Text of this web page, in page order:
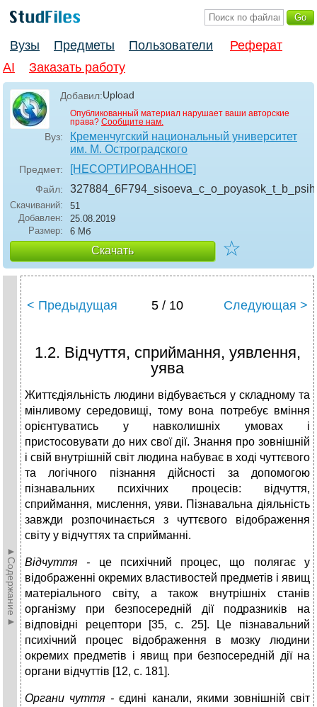
Вузы Предметы Пользователи
Реферат
AI
Заказать работу
Добавил:Upload
Опубликованный материал нарушает ваши авторские
права? Сообщите нам.
Вуз:
Кременчугский национальный университет
им. М. Остроградского
Предмет: [НЕСОРТИРОВАННОЕ]
Файл:
Скачиваний:
51
Добавлен:
25.08.2019
Размер:
6 Мб
Скачать ☆
►Содержание►
< Предыдущая 5 / 10 Следующая >
1.2. Відчуття, сприймання, уявлення,
уява
Життєдіяльність людини відбувається у складному та
мінливому середовищі, тому вона потребує вміння
орієнтуватись у навколишніх умовах і
пристосовувати до них свої дії. Знання про зовнішній
і свій внутрішній світ людина набуває в ході чуттєвого
та логічного пізнання дійсності за допомогою
пізнавальних психічних процесів: відчуття,
сприймання, мислення, уяви. Пізнавальна діяльність
завжди розпочинається з чуттєвого відображення
світу у відчуттях та сприйманні.
Відчуття - це психічний процес, що полягає у
відображенні окремих властивостей предметів і явищ
матеріального світу, а також внутрішніх станів
організму при безпосередній дії подразників на
відповідні рецептори [35, с. 25]. Це пізнавальний
психічний процес відображення в мозку людини
окремих предметів і явищ при безпосередній дії на
органи відчуттів [12, с. 181].
Органи чуття -єдині канали, якими зовнішній світ